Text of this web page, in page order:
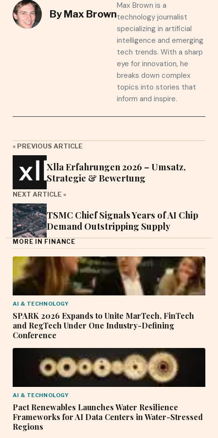
By Max Brown
Max Brown is a
technology journalist
specializing in artificial
intelligence and emerging
tech trends. With a sharp
eye for innovation, he
breaks down complex
topics into stories that
inform and inspire.
« PREVIOUS ARTICLE
Xlla Erfahrungen 2026 – Umsatz,
Strategie & Bewertung
NEXT ARTICLE »
TSMC Chief Signals Years of AI Chip
Demand Outstripping Supply
MORE IN FINANCE
AI & TECHNOLOGY
SPARK 2026 Expands to Unite MarTech, FinTech
and RegTech Under One Industry-Defining
Conference
AI & TECHNOLOGY
Pact Renewables Launches Water Resilience
Frameworks for AI Data Centers in Water-Stressed
Regions